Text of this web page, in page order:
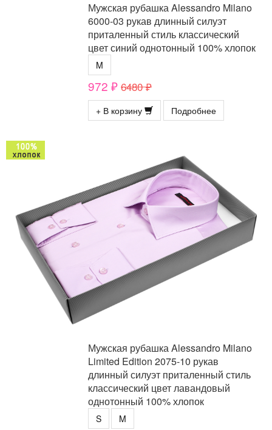
Мужская рубашка Alessandro Milano
6000-03 рукав длинный силуэт
приталенный стиль классический
цвет синий однотонный 100% хлопок
M
972 ₽ 6480 ₽
+ В корзину Подробнее
Мужская рубашка Alessandro Milano
Limited Edition 2075-10 рукав
длинный силуэт приталенный стиль
классический цвет лавандовый
однотонный 100% хлопок
S M